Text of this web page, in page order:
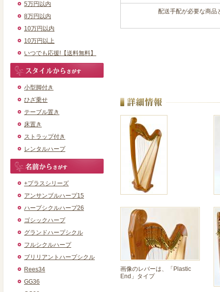
5万円以内
8万円以内
10万円以内
10万円以上
いつでも応援!【送料無料】
小型脚付き
ひざ乗せ
テーブル置き
床置き
ストラップ付き
レンタルハープ
+プラスシリーズ
アンサンブルハープ15
ハープシクルハープ26
ゴシックハープ
グランドハープシクル
フルシクルハープ
ブリリアントハープシクル
Rees34
GG36
配送手配が必要な商品
画像のレバーは、「Plastic
End」タイプ